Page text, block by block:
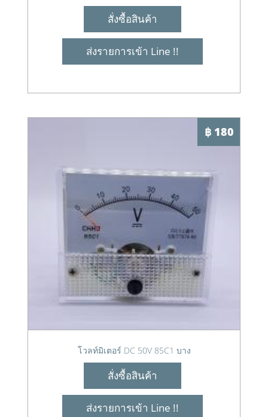
สั่งซื้อสินค้า
ส่งรายการเข้า Line !!
฿ 180
โวลท์มิเตอร์ DC 50V 85C1 บาง
สั่งซื้อสินค้า
ส่งรายการเข้า Line !!